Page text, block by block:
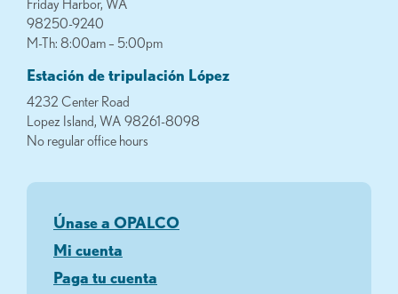
Friday Harbor, WA
98250-9240
M-Th: 8:00am – 5:00pm
Estación de tripulación López
4232 Center Road
Lopez Island, WA 98261-8098
No regular office hours
Únase a OPALCO
Mi cuenta
Paga tu cuenta